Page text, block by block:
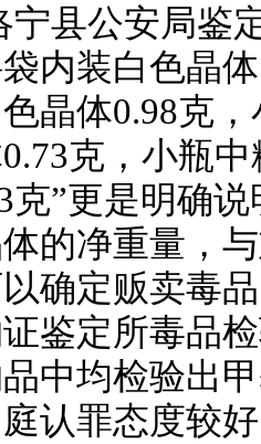
宁县公安局鉴
内装白色晶
晶体0.98克
克，小瓶
克”更是明确
的净重量，
确定贩卖毒
鉴定所毒品
中均检验出
认罪态度较